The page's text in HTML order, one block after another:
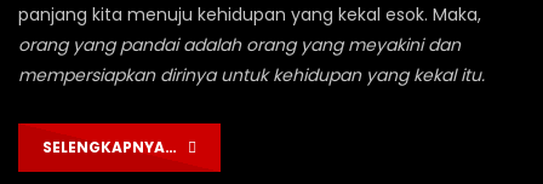
panjang kita menuju kehidupan yang kekal esok. Maka,
orang yang pandai adalah orang yang meyakini dan
mempersiapkan dirinya untuk kehidupan yang kekal itu.
SELENGKAPNYA…